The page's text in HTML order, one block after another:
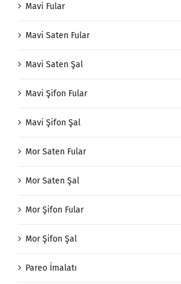
Mavi Fular
Mavi Saten Fular
Mavi Saten Şal
Mavi Şifon Fular
Mavi Şifon Şal
Mor Saten Fular
Mor Saten Şal
Mor Şifon Fular
Mor Şifon Şal
Pareo İmalatı